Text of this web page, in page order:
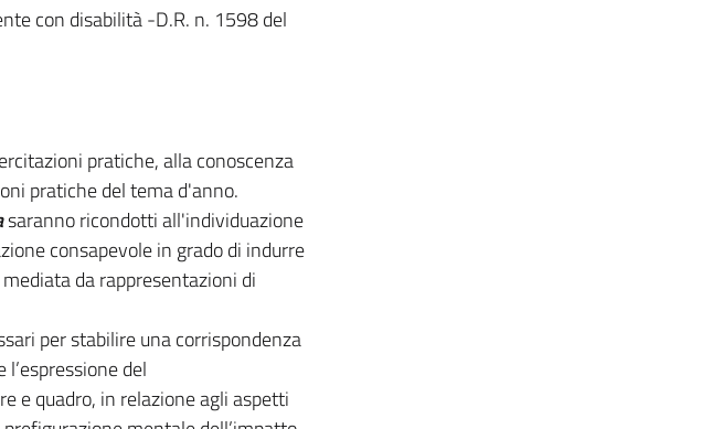
con disabilità -D.R. n. 1598 del
pratiche, alla conoscenza
pratiche del tema d'anno.
saranno ricondotti all'individuazione
consapevole in grado di indurre
da rappresentazioni di
per stabilire una corrispondenza
del
e quadro, in relazione agli aspetti